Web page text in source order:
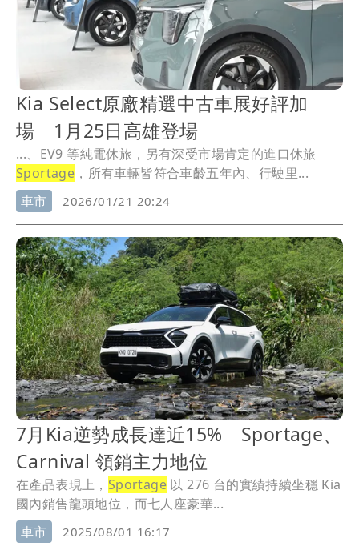
Kia Select原廠精選中古車展好評加
場 1月25日高雄登場
...、EV9 等純電休旅，另有深受市場肯定的進口休旅
Sportage ，所有車輛皆符合車齡五年內、行駛里...
車市
2026/01/21 20:24
7月Kia逆勢成長達近15% Sportage、
Carnival 領銷主力地位
在產品表現上， Sportage以 276 台的實績持續坐穩 Kia
國內銷售龍頭地位，而七人座豪華...
車市
2025/08/01 16:17